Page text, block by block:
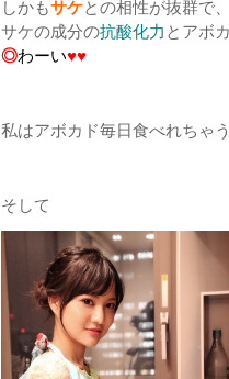
しかもサケとの相性が抜群で
サケの成分の抗酸化力 とアボ
◎わーい♥︎♥︎
私はアボカド毎日食べれちゃ
そして